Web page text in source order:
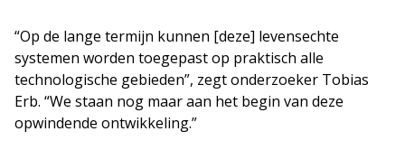
“Op de lange termijn kunnen [deze] levensechte
systemen worden toegepast op praktisch alle
technologische gebieden”, zegt onderzoeker Tobias
Erb. “We staan nog maar aan het begin van deze
opwindende ontwikkeling.”